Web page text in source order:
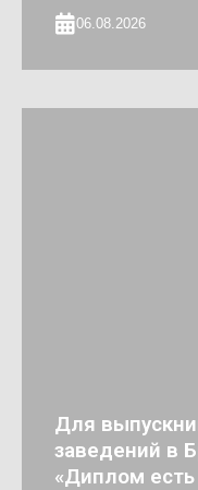
06.08.2026
Для
заведений в
«Диплом